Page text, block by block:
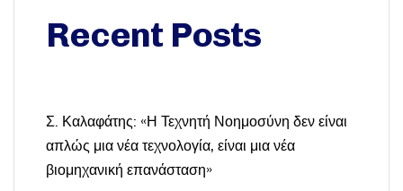
Recent Posts
Σ. Καλαφάτης: «Η Τεχνητή Νοημοσύνη δεν είναι
απλώς μια νέα τεχνολογία, είναι μια νέα
βιομηχανική επανάσταση»